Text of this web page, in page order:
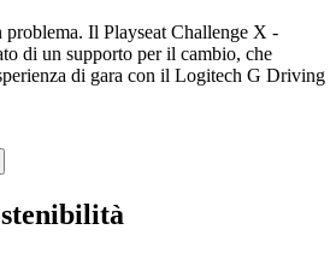
problema. Il Playseat Challenge X -
di un supporto per il cambio, che
di gara con il Logitech G Driving